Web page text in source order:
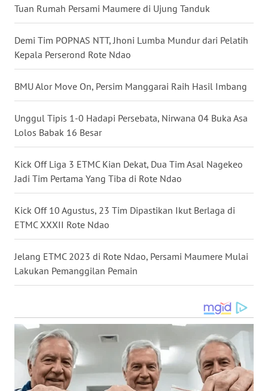
Tuan Rumah Persami Maumere di Ujung Tanduk
Demi Tim POPNAS NTT, Jhoni Lumba Mundur dari Pelatih
Kepala Perserond Rote Ndao
BMU Alor Move On, Persim Manggarai Raih Hasil Imbang
Unggul Tipis 1-0 Hadapi Persebata, Nirwana 04 Buka Asa
Lolos Babak 16 Besar
Kick Off Liga 3 ETMC Kian Dekat, Dua Tim Asal Nagekeo
Jadi Tim Pertama Yang Tiba di Rote Ndao
Kick Off 10 Agustus, 23 Tim Dipastikan Ikut Berlaga di
ETMC XXXII Rote Ndao
Jelang ETMC 2023 di Rote Ndao, Persami Maumere Mulai
Lakukan Pemanggilan Pemain
SULSEL
WN
GORONTALO
WN
SULUT
WN
WN
WN
WN
DANAU
TOBA
WN
NIAS
WN
LANGKAT